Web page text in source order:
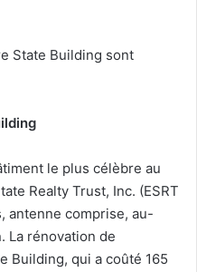
State Building sont
le plus célèbre au
Realty Trust, Inc. (ESRT
antenne comprise, au-
La rénovation de
Building, qui a coûté 165